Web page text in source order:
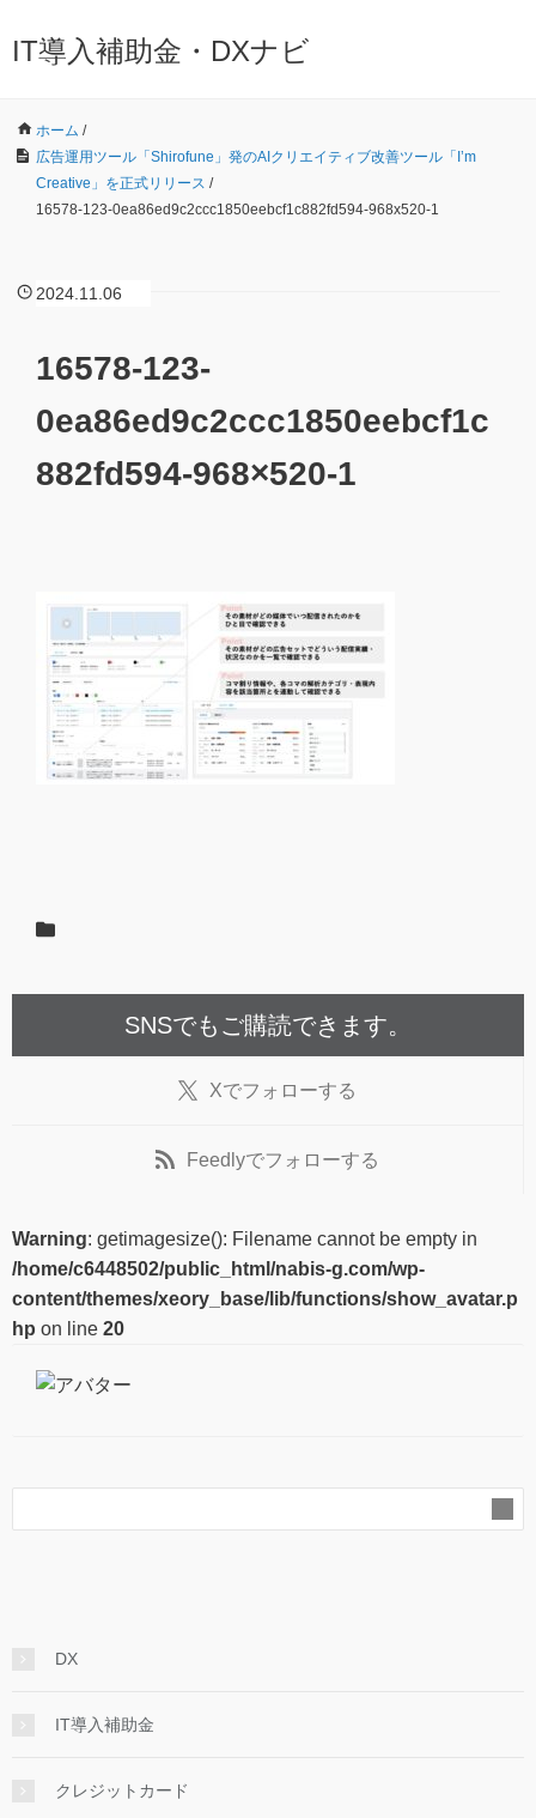
IT導入補助金・DXナビ
ホーム /
広告運用ツール「Shirofune」発のAIクリエイティブ改善ツール「I’m
Creative」を正式リリース /
16578-123-0ea86ed9c2ccc1850eebcf1c882fd594-968x520-1
2024.11.06
16578-123-
0ea86ed9c2ccc1850eebcf1c
882fd594-968×520-1
SNSでもご購読できます。
Xでフォローする
Feedlyでフォローする
Warning: getimagesize(): Filename cannot be empty in
/home/c6448502/public_html/nabis-g.com/wp-
content/themes/xeory_base/lib/functions/show_avatar.p
hp on line 20
DX
IT導入補助金
クレジットカード